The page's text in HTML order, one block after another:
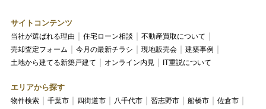
サイトコンテンツ
当社が選ばれる理由 住宅ローン相談
不動産買取について
売却査定フォーム
今月の最新チラシ 現地販売会
建築事例
土地から建てる新築戸建て
オンライン内見 IT重説について
エリアから探す
物件検索 千葉市 四街道市 八千代市 習志野市 船橋市
佐倉市